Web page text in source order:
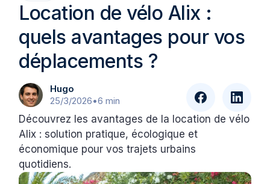
Location de vélo Alix :
quels avantages pour vos
déplacements ?
Hugo
25/3/2026•6 min
Découvrez les avantages de la location de vélo
Alix : solution pratique, écologique et
économique pour vos trajets urbains
quotidiens.